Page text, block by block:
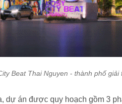
Beat Thai Nguyen - thành phố
dự án được quy hoạch gồm 3